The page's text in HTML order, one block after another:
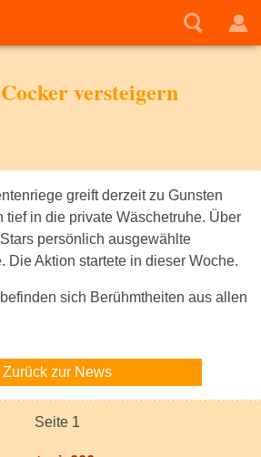
versteigern
greift derzeit zu Gunsten
tief in die private Wäschetruhe. Über
persönlich ausgewählte
Die Aktion startete in dieser Woche.
sich Berühmtheiten aus allen
Zurück zur News
Seite 1